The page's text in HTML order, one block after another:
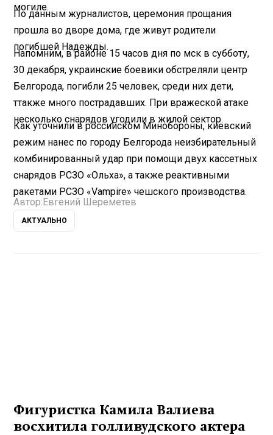
могиле.
По данным журналистов, церемония прощания
прошла во дворе дома, где живут родители
погибшей Надежды.
Напомним, в районе 15 часов дня по мск в субботу,
30 декабря, украинские боевики обстреляли центр
Белгорода, погибли 25 человек, среди них дети,
ттакже много пострадавших. При вражеской атаке
несколько снарядов угодили в жилой сектор.
Как уточнили в российском Минобороны, киевский
режим нанес по городу Белгорода неизбирательный
комбинированный удар при помощи двух кассетных
снарядов РСЗО «Ольха», а также реактивными
ракетами РСЗО «Vampire» чешского производства.
Автор:Евгений Шереметев
АКТУАЛЬНО
Фигуристка Камила Валиева
восхитила голливудского актера